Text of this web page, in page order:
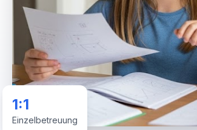
1:1
Einzelbetreuung